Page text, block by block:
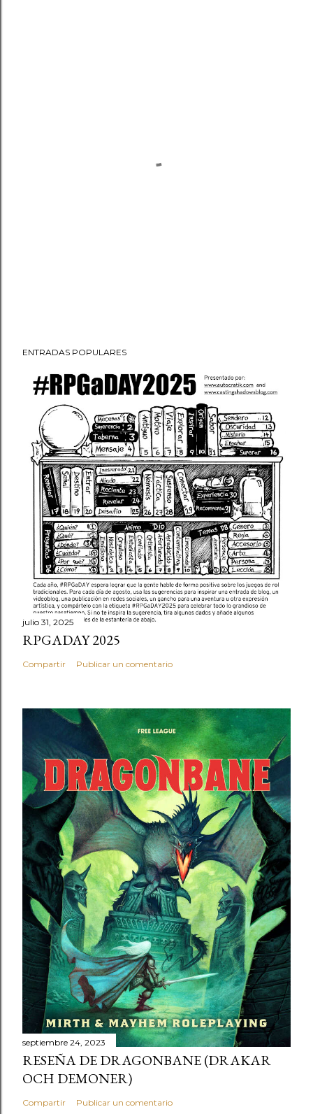
ENTRADAS POPULARES
julio 31, 2025
RPGADAY 2025
Compartir Publicar un comentario
septiembre 24, 2023
RESEÑA DE DRAGONBANE (DRAKAR
OCH DEMONER)
Compartir Publicar un comentario